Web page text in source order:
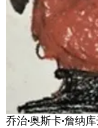
乔治·奥斯卡·詹纳